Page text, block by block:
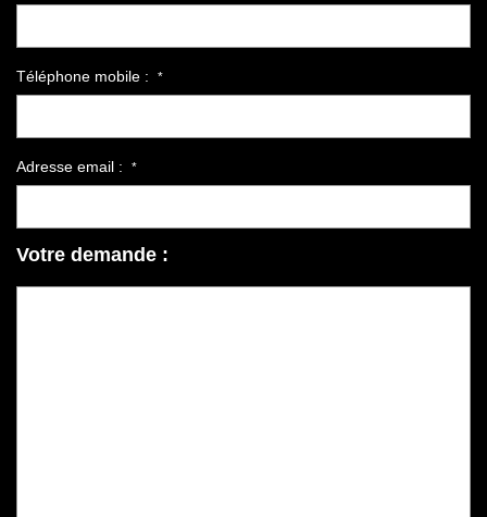
Téléphone mobile : *
Adresse email : *
Votre demande :